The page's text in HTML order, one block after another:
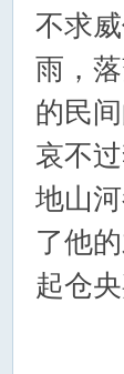
不求
雨，
的民
哀不
地山
了他
起仓